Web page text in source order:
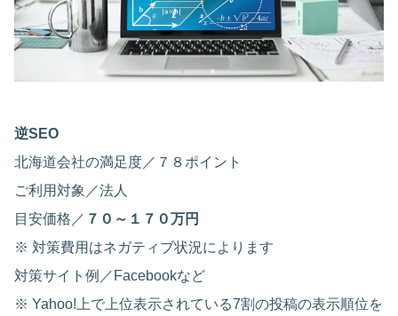
逆SEO
北海道会社の満足度／７８ポイント
ご利用対象／法人
目安価格／ ７０～１７０万円
※ 対策費用はネガティブ状況によります
対策サイト例／Facebookなど
※ Yahoo!上で上位表示されている7割の投稿の表示順位を